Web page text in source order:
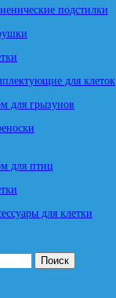
подстилки
для клеток
для грызунов
для птиц
для клетки
Поиск